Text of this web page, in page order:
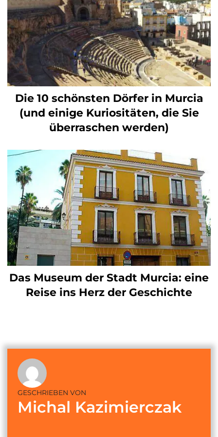
Die 10 schönsten Dörfer in Murcia
(und einige Kuriositäten, die Sie
überraschen werden)
Das Museum der Stadt Murcia: eine
Reise ins Herz der Geschichte
GESCHRIEBEN VON
Michal Kazimierczak